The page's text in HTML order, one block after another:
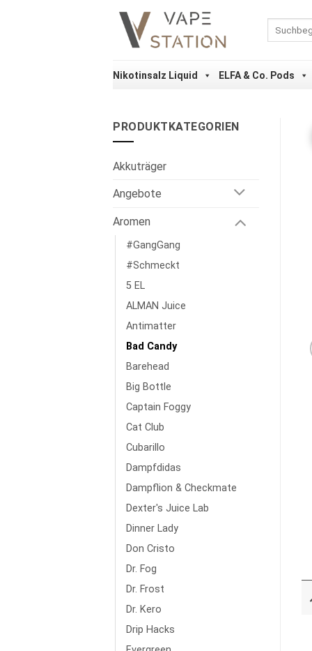
Nikotinsalz Liquid ELFA & Co. Pods
PRODUKTKATEGORIEN
Akkuträger
Angebote
Aromen
#GangGang
#Schmeckt
5 EL
ALMAN Juice
Antimatter
Bad Candy
Barehead
Big Bottle
Captain Foggy
Cat Club
Cubarillo
Dampfdidas
Dampflion & Checkmate
Dexter's Juice Lab
Dinner Lady
Don Cristo
Dr. Fog
Dr. Frost
Dr. Kero
Drip Hacks